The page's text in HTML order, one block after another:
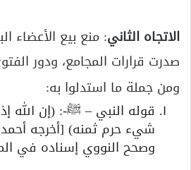
الاتجاه الثاني: منع بيع الأعضاء
صدرت قرارات المجامع، ودور
ومن جملة ما استدلوا به:
قوله النبي – ﷺ-: (إن الله
وصحح النووي إسناده في المجموع 14/